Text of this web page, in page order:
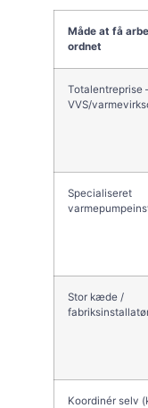
Måde at få
ordnet
Totalentreprise
VVS/
Specialiseret
Stor kæde /
Koordinér selv